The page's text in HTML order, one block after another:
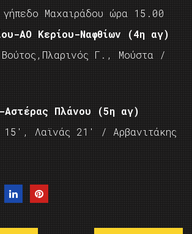
Μαχαιράδου ώρα 15.00
ΑΟ Κερίου-Ναφθίων (4η αγ)
Γ., Μούστα /
Αστέρας Πλάνου (5η αγ)
15′, Λαϊνάς 21′ / Αρβανιτάκης